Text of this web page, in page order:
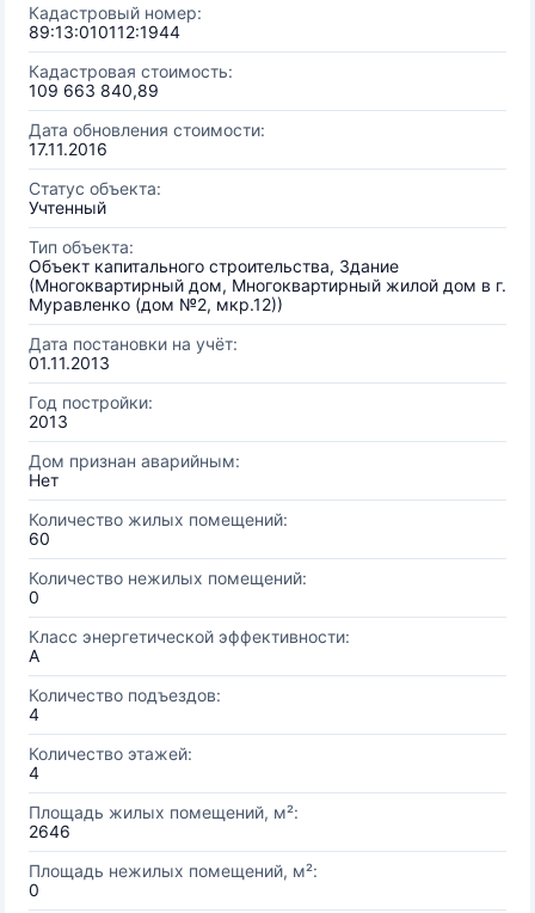
Кадастровый номер:
89:13:010112:1944
Кадастровая стоимость:
109 663 840,89
Дата обновления стоимости:
17.11.2016
Статус объекта:
Учтенный
Тип объекта:
Объект капитального строительства, Здание
(Многоквартирный дом, Многоквартирный жилой дом в г.
Муравленко (дом №2, мкр.12))
Дата постановки на учёт:
01.11.2013
Год постройки:
2013
Дом признан аварийным:
Нет
Количество жилых помещений:
60
Количество нежилых помещений:
0
Класс энергетической эффективности:
A
Количество подъездов:
4
Количество этажей:
4
Площадь жилых помещений, м²:
2646
Площадь нежилых помещений, м²:
0